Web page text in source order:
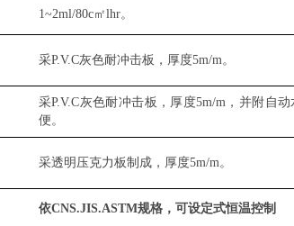
1~2ml/80c㎡lhr。
采P.V.C灰色耐冲击板，厚度5m/m。
采P.V.C灰色耐冲击板，厚度5m/m，并附自
便。
采透明压克力板制成，厚度5m/m。
依CNS.JIS.ASTM规格，可设定式恒温控制